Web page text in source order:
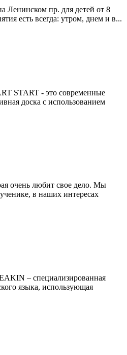
Ленинском пр. для детей от 8
есть всегда: утром, днем и в...
START - это современные
доска с использованием
очень любит свое дело. Мы
в наших интересах
– специализированная
языка, использующая